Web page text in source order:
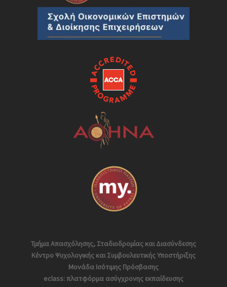
Τμήμα Απασχόλησης, Σταδιοδρομίας και Διασύνδεσης
Κέντρο Ψυχολογικής και Συμβουλευτικής Υποστήριξης
Μονάδα Ισότιμης Πρόσβασης
eclass: πλατφόρμα ασύγχρονης εκπαίδευσης